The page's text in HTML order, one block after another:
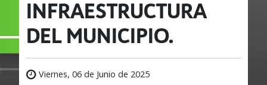
INFRAESTRUCTURA
DEL MUNICIPIO.
Viernes, 06 de Junio de 2025